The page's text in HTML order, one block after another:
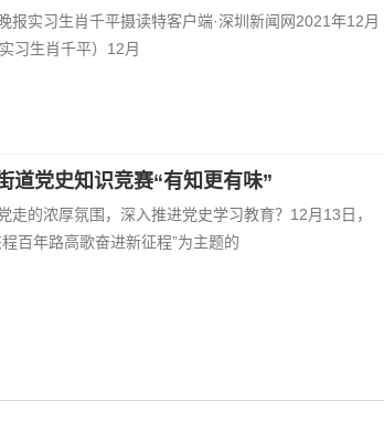
报实习生肖千平摄读特客户端·深圳新闻网2021年12月
习生肖千平）12月
道党史知识竞赛“有知更有味”
走的浓厚氛围，深入推进党史学习教育？12月13日，
百年路高歌奋进新征程”为主题的